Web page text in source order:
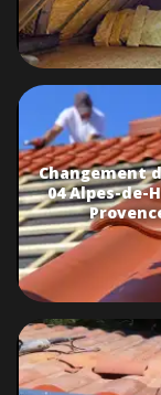
Changement
04 Alpes-de-